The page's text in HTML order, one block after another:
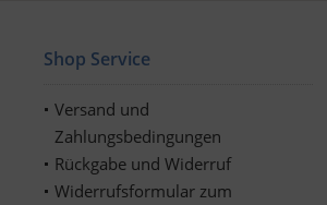
Shop Service
Versand und
Zahlungsbedingungen
Rückgabe und Widerruf
Widerrufsformular zum